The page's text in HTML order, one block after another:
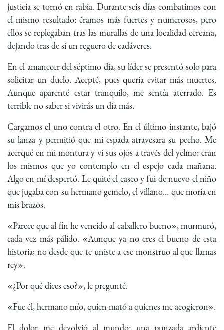
justicia se tornó en rabia. Durante seis días combatimos con
el mismo resultado: éramos más fuertes y numerosos, pero
ellos se replegaban tras las murallas de una localidad cercana,
dejando tras de sí un reguero de cadáveres.
En el amanecer del séptimo día, su líder se presentó solo para
solicitar un duelo. Acepté, pues quería evitar más muertes.
Aunque aparenté estar tranquilo, me sentía aterrado. Es
terrible no saber si vivirás un día más.
Cargamos el uno contra el otro. En el último instante, bajó
su lanza y permitió que mi espada atravesara su pecho. Me
acerqué en mi montura y vi sus ojos a través del yelmo: eran
los mismos que yo contemplo en el espejo cada mañana.
Algo en mí despertó. Le quité el casco y fui de nuevo el niño
que jugaba con su hermano gemelo, el villano… que moría en
mis brazos.
«Parece que al fin he vencido al caballero bueno», murmuró,
cada vez más pálido. «Aunque ya no eres el bueno de esta
historia; no desde que te uniste a ese monstruo al que llamas
rey».
«¿Por qué dices eso?», le pregunté.
«Fue él, hermano mío, quien mató a quienes me acogieron».